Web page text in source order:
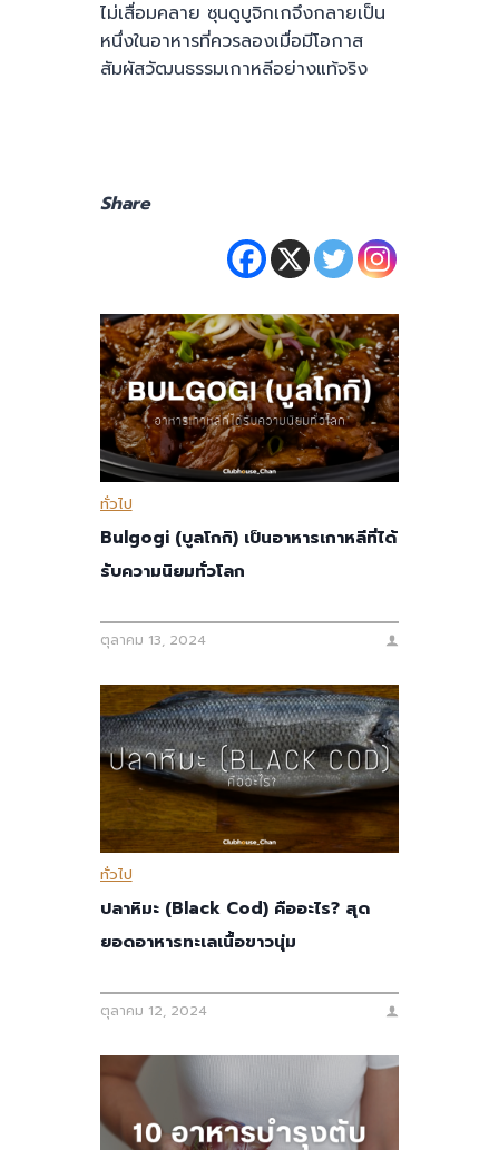
ไม่เสื่อมคลาย ซุนดูบูจิกเกจึงกลายเป็น
หนึ่งในอาหารที่ควรลองเมื่อมีโอกาส
สัมผัสวัฒนธรรมเกาหลีอย่างแท้จริง
Share
ทั่วไป
Bulgogi (บูลโกกิ) เป็นอาหารเกาหลีที่ได้
รับความนิยมทั่วโลก
ตุลาคม 13, 2024
ทั่วไป
ปลาหิมะ (Black Cod) คืออะไร? สุด
ยอดอาหารทะเลเนื้อขาวนุ่ม
ตุลาคม 12, 2024